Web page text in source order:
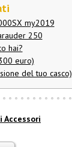
my2019
250
hai?
euro)
del tuo casco)